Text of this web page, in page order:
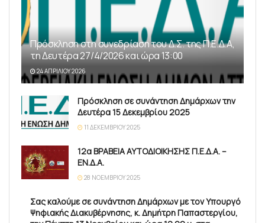
Πρόσκληση στη συνεδρίαση του Δ.Σ. της Π.Ε.Δ.Α,
τη Δευτέρα 27/4/2026 και ώρα 13:00
24 ΑΠΡΙΛΊΟΥ 2026
Πρόσκληση σε συνάντηση Δημάρχων την
Δευτέρα 15 Δεκεμβρίου 2025
11 ΔΕΚΕΜΒΡΊΟΥ 2025
12α ΒΡΑΒΕΙΑ ΑΥΤΟΔΙΟΙΚΗΣΗΣ Π.Ε.Δ.Α. –
ΕΝ.Δ.Α.
28 ΝΟΕΜΒΡΊΟΥ 2025
Σας καλούμε σε συνάντηση Δημάρχων με τον Υπουργό
Ψηφιακής Διακυβέρνησης, κ. Δημήτρη Παπαστεργίου,